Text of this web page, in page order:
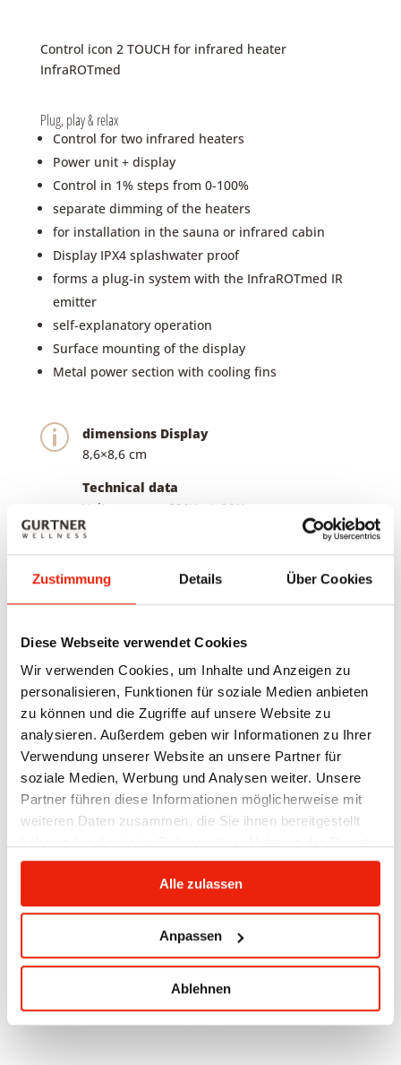
Zustimmung Details Über Cookies
Diese Webseite verwendet Cookies
Wir verwenden Cookies, um Inhalte und Anzeigen zu
personalisieren, Funktionen für soziale Medien anbieten
zu können und die Zugriffe auf unsere Website zu
analysieren. Außerdem geben wir Informationen zu Ihrer
Verwendung unserer Website an unsere Partner für
soziale Medien, Werbung und Analysen weiter. Unsere
Partner führen diese Informationen möglicherweise mit
weiteren Daten zusammen, die Sie ihnen bereitgestellt
gesammelt haben.
Alle zulassen
Anpassen
Ablehnen
Control icon 2 TOUCH for infrared heater
InfraROTmed
Plug, play & relax
Control for two infrared heaters
Power unit + display
Control in 1% steps from 0-100%
separate dimming of the heaters
for installation in the sauna or infrared cabin
Display IPX4 splashwater proof
forms a plug-in system with the InfraROTmed IR
emitter
self-explanatory operation
Surface mounting of the display
Metal power section with cooling fins
p
dimensions Display
8,6×8,6 cm
Technical data
Voltage: nom. 230V +/- 20%
Frequenzy: 50 Hz
VDE 0100-540:2007-06 (point 543.4.3))
Performance:
Maximum total power icon 2 Touch: 2.8 kW; 2
Protection class housing: IP20 (EN 60529)
Cooling: passive, maximum ambient
temperature 45°C
ISO Klasse: B (EN 60085)
Other optional (necessary for commercial
systems): Emergency shutdown via
EMERGENCY STOP, shutdown at a
temperature of , for example>45°C at 110 cm
above sea level.Control unit: Individual
Recommended accessories